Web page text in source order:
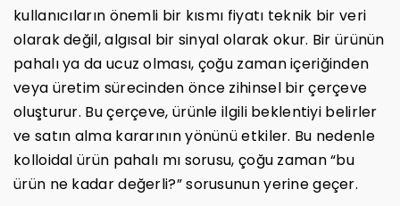
kullanıcıların önemli bir kısmı fiyatı teknik bir veri
olarak değil, algısal bir sinyal olarak okur. Bir ürünün
pahalı ya da ucuz olması, çoğu zaman içeriğinden
veya üretim sürecinden önce zihinsel bir çerçeve
oluşturur. Bu çerçeve, ürünle ilgili beklentiyi belirler
ve satın alma kararının yönünü etkiler. Bu nedenle
kolloidal ürün pahalı mı sorusu, çoğu zaman “bu
ürün ne kadar değerli?” sorusunun yerine geçer.